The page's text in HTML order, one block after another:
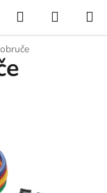
Hledat
KOŠÍK